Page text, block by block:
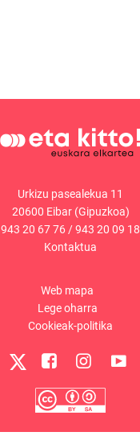
Urkizu pasealekua 11
20600 Eibar (Gipuzkoa)
943 20 67 76 /943 20 09 18
Kontaktua
Web mapa
Lege oharra
Cookieak-politika